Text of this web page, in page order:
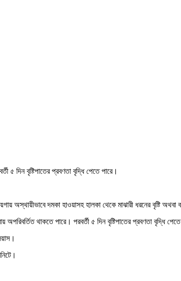
৫ দিন বৃষ্টিপাতের প্রবণতা বৃদ্ধি পেতে পারে।
অস্থায়ীভাবে দমকা হাওয়াসহ হালকা থেকে মাঝারী ধরনের বৃষ্টি অথবা
থাকতে পারে। পরবর্তী ৫ দিন বৃষ্টিপাতের প্রবণতা বৃদ্ধি